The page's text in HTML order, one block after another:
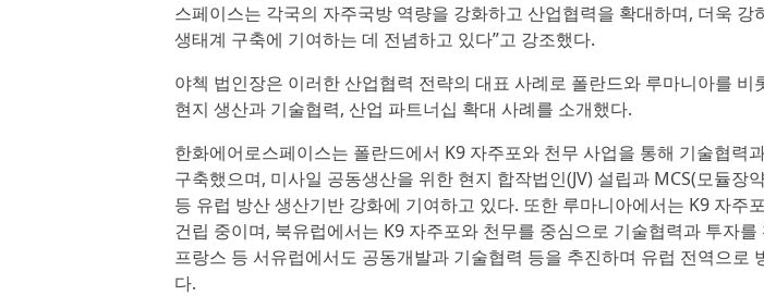
스페이스는 각국의 자주국방 역량을 강화하고 산업협력을 확대하며, 더욱 강
생태계 구축에 기여하는 데 전념하고 있다”고 강조했다.
야첵 법인장은 이러한 산업협력 전략의 대표 사례로 폴란드와 루마니아를 비
현지 생산과 기술협력, 산업 파트너십 확대 사례를 소개했다.
한화에어로스페이스는 폴란드에서 K9 자주포와 천무 사업을 통해 기술협력
구축했으며, 미사일 공동생산을 위한 현지 합작법인(JV) 설립과 MCS(모듈장
등 유럽 방산 생산기반 강화에 기여하고 있다. 또한 루마니아에서는 K9 자주
건립 중이며, 북유럽에서는 K9 자주포와 천무를 중심으로 기술협력과 투자
프랑스 등 서유럽에서도 공동개발과 기술협력 등을 추진하며 유럽 전역으로
다.